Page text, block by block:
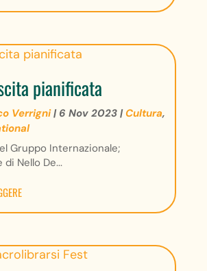
pianificata
Verrigni| 6 Nov 2023| Cultura,
Gruppo Internazionale;
Nello De...